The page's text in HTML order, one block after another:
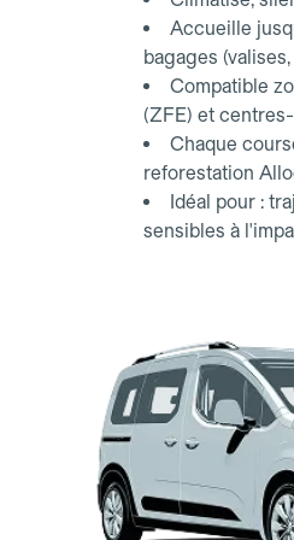
Accueille
bagages
Compatible
(ZFE) et
Chaque
reforestation
Idéal pour :
sensibles à